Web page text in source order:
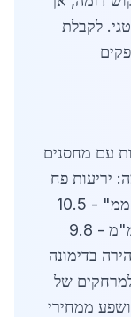
לקבלת
עם מחסנים
לדוגמה: יריעות פח
2 מ"מ - 9 שקלים לק"ג; לבדל"י 12 ממ" - 10.5
שקלים לק"ג; צינורות 100x100x4 מ"מ - 9.8
בדימונה
של
מושפע ממחירי